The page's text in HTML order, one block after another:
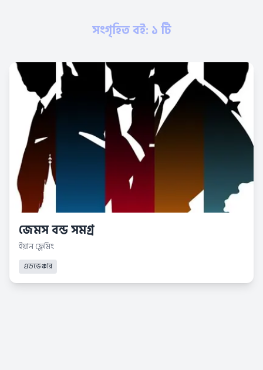
সংগৃহিত বই: ১ টি
জেমস বন্ড সমগ্র
ইয়ান ফ্লেমিং
এডভেঞ্চার